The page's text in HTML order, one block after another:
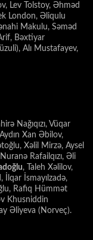
Lev Tolstoy, Əhməd
London, Əliqulu
Makulu, Səməd
Bəxtiyar
Alı Mustafayev,
Nağıqızı, Vüqar
Xan Əbilov,
Xəlil Mirzə, Aysel
Rafailqızı, Əli
, Taleh Xəlilov,
İsmayılzadə,
Rafiq Hümmət
Khusniddin
Əliyeva (Norveç).